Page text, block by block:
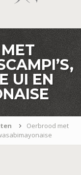
UI EN
Oerbrood met